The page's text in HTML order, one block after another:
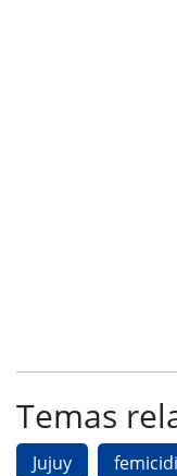
Temas
Jujuy